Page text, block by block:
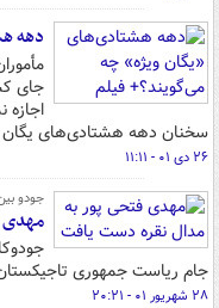
دهه
جای
سخنان دهه هشتادی‌های یگان
۲۶ دی ۰۱ - ۱۱:۱۱
جودو
مهدی
جام ریاست جمهوری
۲۸ شهریور ۰۱ - ۲۰:۲۱